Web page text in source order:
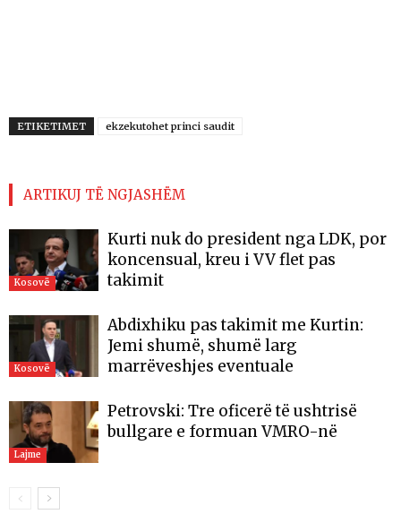
ETIKETIMET ekzekutohet princi saudit
ARTIKUJ TË NGJASHËM
Kosovë
Kurti nuk do president nga LDK, por
koncensual, kreu i VV flet pas
takimit
Kosovë
Abdixhiku pas takimit me Kurtin:
Jemi shumë, shumë larg
marrëveshjes eventuale
Lajme
Petrovski: Tre oficerë të ushtrisë
bullgare e formuan VMRO-në